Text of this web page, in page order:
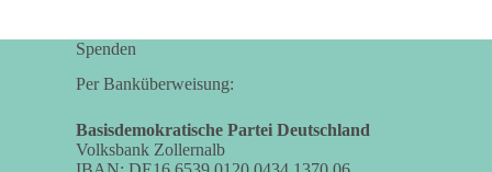
🔎 Über 100-mal keine Antwort.
Anthony Fauci, Immunologe und Berater des
Anhörung des US-Senats auf mehr als 100
Fragen die Aussage verweigert. Die juristische
Spenden
Per Banküberweisung:
Basisdemokratische Partei Deutschland
Volksbank Zollernalb